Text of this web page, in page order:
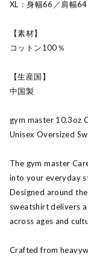
XL：身幅66／肩幅
【素材】
コットン100％
【生産国】
中国製
gym master 10.3oz
Unisex Oversized
The gym master
into your everyday
Designed around
sweatshirt delivers
across ages and
Crafted from